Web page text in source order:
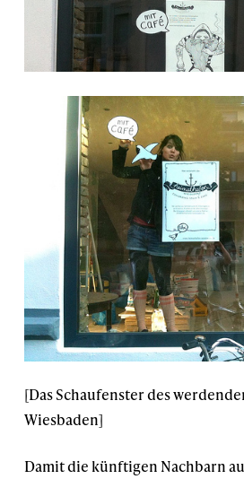
[Das Schaufenster des
Wiesbaden]
Damit die künftigen Nachbarn